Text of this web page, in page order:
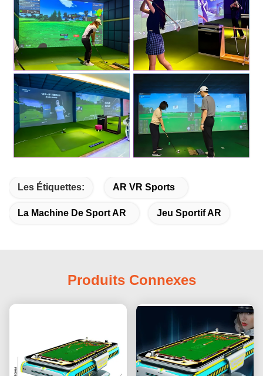
Les Étiquettes: AR VR Sports
La Machine De Sport AR Jeu Sportif AR
Produits Connexes